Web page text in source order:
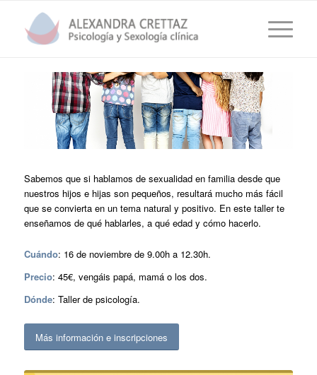
Sabemos que si hablamos de sexualidad en familia desde que
nuestros hijos e hijas son pequeños, resultará mucho más fácil
que se convierta en un tema natural y positivo. En este taller te
enseñamos de qué hablarles, a qué edad y cómo hacerlo.
Cuándo: 16 de noviembre de 9.00h a 12.30h.
Precio: 45€, vengáis papá, mamá o los dos.
Dónde: Taller de psicología.
Más información e inscripciones